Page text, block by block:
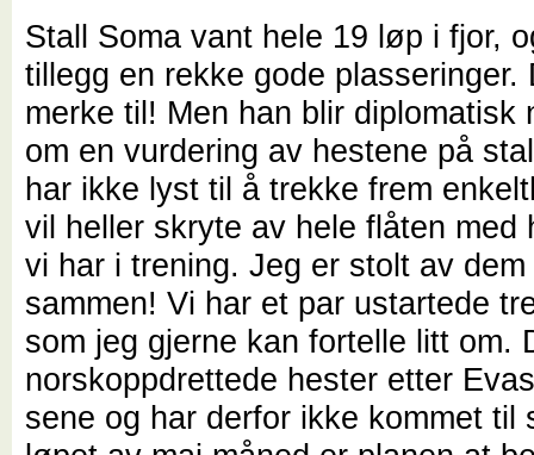
Stall Soma vant hele 19 løp i fjor,
tillegg en rekke gode plasseringer.
merke til! Men han blir diplomatisk
om en vurdering av hestene på
har ikke lyst til å trekke frem
vil heller skryte av hele flåten med
vi har i trening. Jeg er stolt av dem
sammen! Vi har et par ustartede
som jeg gjerne kan fortelle litt om.
norskoppdrettede hester etter
sene og har derfor ikke kommet til